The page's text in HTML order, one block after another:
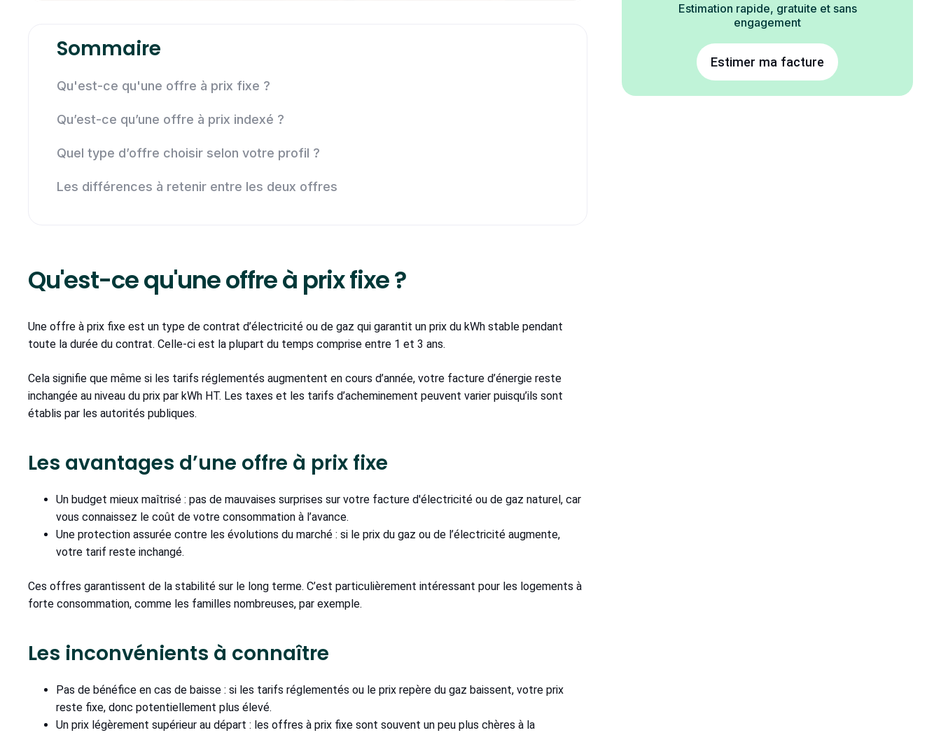
Sommaire
Qu'est-ce qu'une offre à prix fixe ?
Qu’est-ce qu’une offre à prix indexé ?
Quel type d’offre choisir selon votre profil ?
Les différences à retenir entre les deux offres
Qu'est-ce qu'une offre à prix fixe ?
Une offre à prix fixe est un type de contrat d’électricité ou de gaz qui garantit un prix du kWh stable pendant
toute la durée du contrat. Celle-ci est la plupart du temps comprise entre 1 et 3 ans.
Cela signifie que même si les tarifs réglementés augmentent en cours d’année, votre facture d’énergie reste
inchangée au niveau du prix par kWh HT. Les taxes et les tarifs d’acheminement peuvent varier puisqu’ils sont
établis par les autorités publiques.
Les avantages d’une offre à prix fixe
Un budget mieux maîtrisé : pas de mauvaises surprises sur votre facture d'électricité ou de gaz naturel, car
vous connaissez le coût de votre consommation à l’avance.
Une protection assurée contre les évolutions du marché : si le prix du gaz ou de l’électricité augmente,
votre tarif reste inchangé.
Ces offres garantissent de la stabilité sur le long terme. C’est particulièrement intéressant pour les logements à
forte consommation, comme les familles nombreuses, par exemple.
Les inconvénients à connaître
Pas de bénéfice en cas de baisse : si les tarifs réglementés ou le prix repère du gaz baissent, votre prix
reste fixe, donc potentiellement plus élevé.
Un prix légèrement supérieur au départ : les offres à prix fixe sont souvent un peu plus chères à la
Estimation rapide, gratuite et sans
engagement
Estimer ma facture